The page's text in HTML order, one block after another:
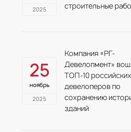
2025
строительные
25
ноябрь
2025
Компания «РГ-
Девелопмент»
ТОП-10 российских
девелоперов по
сохранению
зданий